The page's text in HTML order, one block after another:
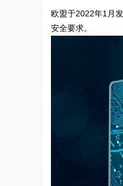
欧盟于2022年1月
安全要求。